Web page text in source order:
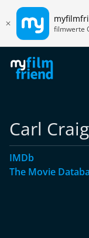
filmwerte
Carl Craig
IMDb
The Movie